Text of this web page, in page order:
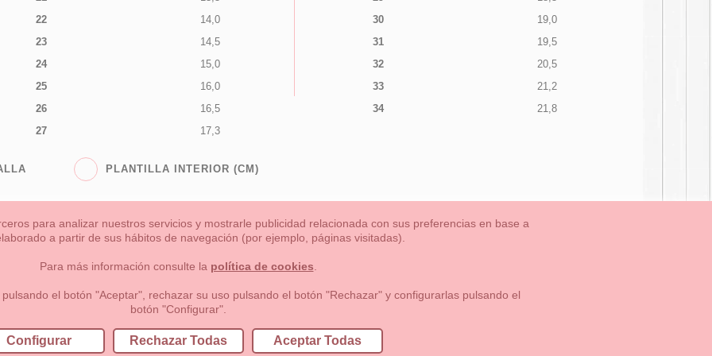
22
14,0
23
14,5
24
15,0
25
16,0
26
16,5
27
17,3
30
19,0
31
19,5
32
20,5
33
21,2
34
21,8
PLANTILLA INTERIOR (CM)
Niña Niño Mamas & Papas NUEVA COLECCION OUTLET-ULTIMAS TALLAS
formas de pago , política de devoluciones y reembolsos Privacidad
nº9 28691 Villanueva de la Cañada Madrid (España)
para analizar nuestros servicios y mostrarle publicidad relacionada con sus preferencias en base a
a partir de sus hábitos de navegación (por ejemplo, páginas visitadas).
Para más información consulte la política de cookies
el botón "Aceptar", rechazar su uso pulsando el botón "Rechazar" y configurarlas pulsando el
botón "Configurar".
Configurar Rechazar Todas Aceptar Todas